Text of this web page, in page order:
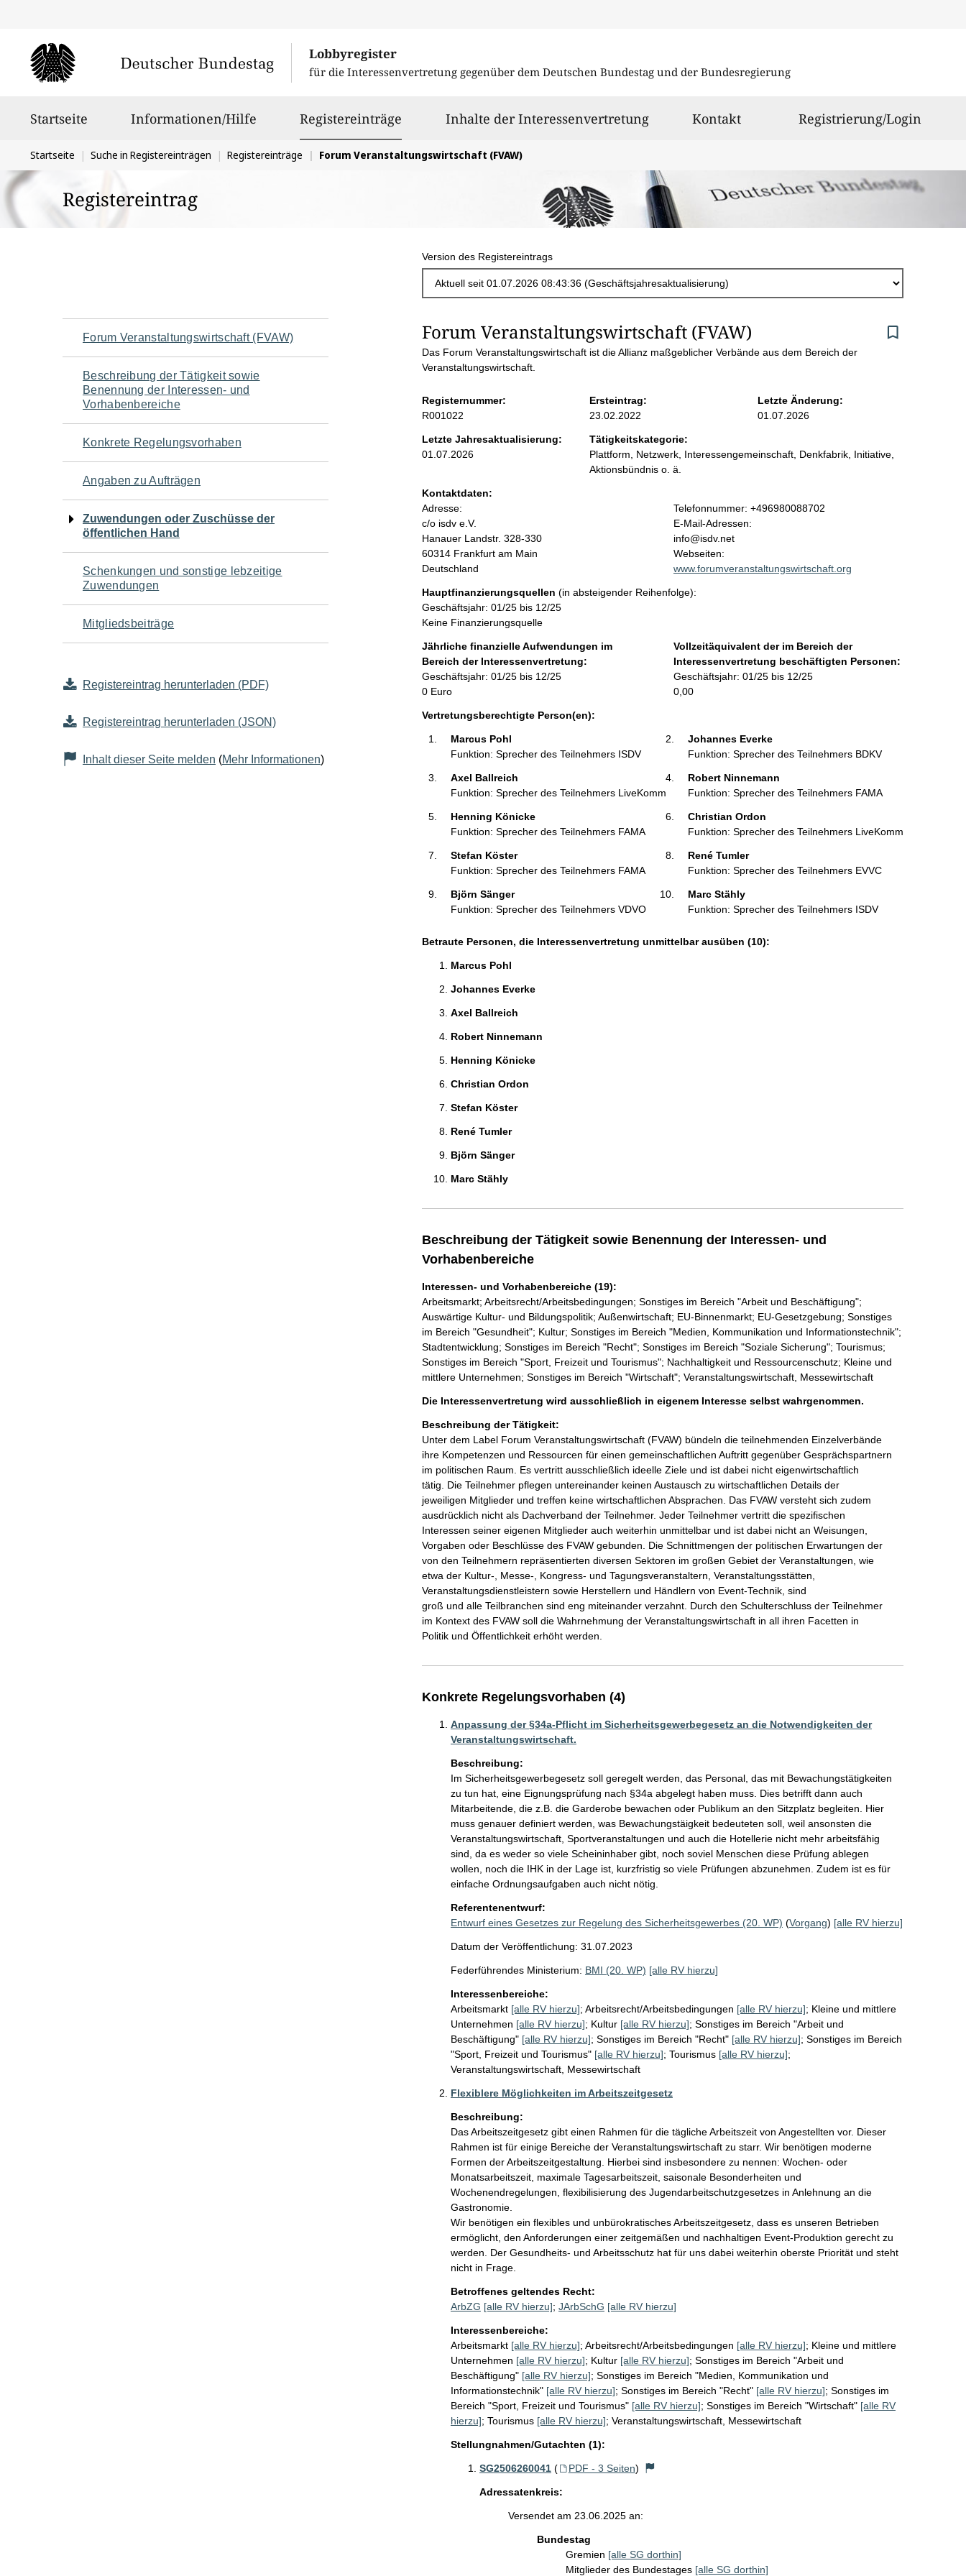
Lobbyregister
für die Interessenvertretung gegenüber dem Deutschen Bundestag und der Bundesregierung
Startseite Informationen/Hilfe Registereinträge ausgewähltInhalte der Interessenvertretung Kontakt Registrierung/Login
Sie
befinden
sich
hier:
Startseite Suche in Registereinträgen Registereinträge Forum Veranstaltungswirtschaft (FVAW)
Registereintrag
Version des Registereintrags
Navigation
für
den
Seiteninhalt
Forum Veranstaltungswirtschaft (FVAW)
Beschreibung der Tätigkeit sowie
Benennung der Interessen- und
Vorhabenbereiche
Konkrete Regelungsvorhaben
Angaben zu Aufträgen
Zuwendungen oder Zuschüsse der
öffentlichen Hand
Schenkungen und sonstige lebzeitige
Zuwendungen
Mitgliedsbeiträge
Registereintrag herunterladen (PDF)
Registereintrag herunterladen (JSON)
Inhalt dieser Seite melden (Mehr Informationen)
S
e
i
t
n
i
n
h
a
l
t
Forum Veranstaltungswirtschaft (FVAW)
Das Forum Veranstaltungswirtschaft ist die Allianz maßgeblicher Verbände aus dem Bereich der
Veranstaltungswirtschaft.
Registernummer:
R001022
Ersteintrag:
23.02.2022
Letzte Änderung:
01.07.2026
Letzte Jahresaktualisierung:
01.07.2026
Tätigkeitskategorie:
Plattform, Netzwerk, Interessengemeinschaft, Denkfabrik, Initiative,
Aktionsbündnis o. ä.
Kontaktdaten:
Adresse:
c/o isdv e.V.
Hanauer Landstr. 328-330
60314 Frankfurt am Main
Deutschland
K
o
n
t
a
t
f
o
r
m
e
Telefonnummer: +496980088702
E-Mail-Adressen:
info@isdv.net
Webseiten:
www.forumveranstaltungswirtschaft.org
Hauptfinanzierungsquellen (in absteigender Reihenfolge):
Geschäftsjahr: 01/25 bis 12/25
Keine Finanzierungsquelle
Jährliche finanzielle Aufwendungen im
Bereich der Interessenvertretung:
Geschäftsjahr: 01/25 bis 12/25
0 Euro
Vollzeitäquivalent der im Bereich der
Interessenvertretung beschäftigten Personen:
Geschäftsjahr: 01/25 bis 12/25
0,00
Vertretungsberechtigte Person(en):
Marcus Pohl
Funktion: Sprecher des Teilnehmers ISDV
Johannes Everke
Funktion: Sprecher des Teilnehmers BDKV
Axel Ballreich
Funktion: Sprecher des Teilnehmers LiveKomm
Robert Ninnemann
Funktion: Sprecher des Teilnehmers FAMA
Henning Könicke
Funktion: Sprecher des Teilnehmers FAMA
Christian Ordon
Funktion: Sprecher des Teilnehmers LiveKomm
Stefan Köster
Funktion: Sprecher des Teilnehmers FAMA
René Tumler
Funktion: Sprecher des Teilnehmers EVVC
Björn Sänger
Funktion: Sprecher des Teilnehmers VDVO
Marc Stähly
Funktion: Sprecher des Teilnehmers ISDV
Betraute Personen, die Interessenvertretung unmittelbar ausüben (10):
Marcus Pohl
Johannes Everke
Axel Ballreich
Robert Ninnemann
Henning Könicke
Christian Ordon
Stefan Köster
René Tumler
Björn Sänger
Marc Stähly
Beschreibung der Tätigkeit sowie Benennung der Interessen- und
Vorhabenbereiche
Interessen- und Vorhabenbereiche (19):
Arbeitsmarkt; Arbeitsrecht/Arbeitsbedingungen; Sonstiges im Bereich "Arbeit und Beschäftigung";
Auswärtige Kultur- und Bildungspolitik; Außenwirtschaft; EU-Binnenmarkt; EU-Gesetzgebung; Sonstiges
im Bereich "Gesundheit"; Kultur; Sonstiges im Bereich "Medien, Kommunikation und Informationstechnik";
Stadtentwicklung; Sonstiges im Bereich "Recht"; Sonstiges im Bereich "Soziale Sicherung"; Tourismus;
Sonstiges im Bereich "Sport, Freizeit und Tourismus"; Nachhaltigkeit und Ressourcenschutz; Kleine und
mittlere Unternehmen; Sonstiges im Bereich "Wirtschaft"; Veranstaltungswirtschaft, Messewirtschaft
Die Interessenvertretung wird ausschließlich in eigenem Interesse selbst wahrgenommen.
Beschreibung der Tätigkeit:
Unter dem Label Forum Veranstaltungswirtschaft (FVAW) bündeln die teilnehmenden Einzelverbände
ihre Kompetenzen und Ressourcen für einen gemeinschaftlichen Auftritt gegenüber Gesprächspartnern
im politischen Raum. Es vertritt ausschließlich ideelle Ziele und ist dabei nicht eigenwirtschaftlich
tätig. Die Teilnehmer pflegen untereinander keinen Austausch zu wirtschaftlichen Details der
jeweiligen Mitglieder und treffen keine wirtschaftlichen Absprachen. Das FVAW versteht sich zudem
ausdrücklich nicht als Dachverband der Teilnehmer. Jeder Teilnehmer vertritt die spezifischen
Interessen seiner eigenen Mitglieder auch weiterhin unmittelbar und ist dabei nicht an Weisungen,
Vorgaben oder Beschlüsse des FVAW gebunden. Die Schnittmengen der politischen Erwartungen der
von den Teilnehmern repräsentierten diversen Sektoren im großen Gebiet der Veranstaltungen, wie
etwa der Kultur-, Messe-, Kongress- und Tagungsveranstaltern, Veranstaltungsstätten,
Veranstaltungsdienstleistern sowie Herstellern und Händlern von Event-Technik, sind
groß und alle Teilbranchen sind eng miteinander verzahnt. Durch den Schulterschluss der Teilnehmer
im Kontext des FVAW soll die Wahrnehmung der Veranstaltungswirtschaft in all ihren Facetten in
Politik und Öffentlichkeit erhöht werden.
Konkrete Regelungsvorhaben (4)
Anpassung der §34a-Pflicht im Sicherheitsgewerbegesetz an die Notwendigkeiten der
Veranstaltungswirtschaft.
Beschreibung:
Im Sicherheitsgewerbegesetz soll geregelt werden, das Personal, das mit Bewachungstätigkeiten
zu tun hat, eine Eignungsprüfung nach §34a abgelegt haben muss. Dies betrifft dann auch
Mitarbeitende, die z.B. die Garderobe bewachen oder Publikum an den Sitzplatz begleiten. Hier
muss genauer definiert werden, was Bewachungstäigkeit bedeuteten soll, weil ansonsten die
Veranstaltungswirtschaft, Sportveranstaltungen und auch die Hotellerie nicht mehr arbeitsfähig
sind, da es weder so viele Scheininhaber gibt, noch soviel Menschen diese Prüfung ablegen
wollen, noch die IHK in der Lage ist, kurzfristig so viele Prüfungen abzunehmen. Zudem ist es für
einfache Ordnungsaufgaben auch nicht nötig.
Referentenentwurf:
Entwurf eines Gesetzes zur Regelung des Sicherheitsgewerbes (20. WP) (Vorgang) [alle RV hierzu]
Datum der Veröffentlichung: 31.07.2023
Federführendes Ministerium: BMI (20. WP) [alle RV hierzu]
Interessenbereiche:
Arbeitsmarkt [alle RV hierzu]; Arbeitsrecht/Arbeitsbedingungen [alle RV hierzu]; Kleine und mittlere
Unternehmen [alle RV hierzu]; Kultur [alle RV hierzu]; Sonstiges im Bereich "Arbeit und
Beschäftigung" [alle RV hierzu]; Sonstiges im Bereich "Recht" [alle RV hierzu]; Sonstiges im Bereich
"Sport, Freizeit und Tourismus" [alle RV hierzu]; Tourismus [alle RV hierzu];
Veranstaltungswirtschaft, Messewirtschaft
Flexiblere Möglichkeiten im Arbeitszeitgesetz
Beschreibung:
Das Arbeitszeitgesetz gibt einen Rahmen für die tägliche Arbeitszeit von Angestellten vor. Dieser
Rahmen ist für einige Bereiche der Veranstaltungswirtschaft zu starr. Wir benötigen moderne
Formen der Arbeitszeitgestaltung. Hierbei sind insbesondere zu nennen: Wochen- oder
Monatsarbeitszeit, maximale Tagesarbeitszeit, saisonale Besonderheiten und
Wochenendregelungen, flexibilisierung des Jugendarbeitschutzgesetzes in Anlehnung an die
Gastronomie.
Wir benötigen ein flexibles und unbürokratisches Arbeitszeitgesetz, dass es unseren Betrieben
ermöglicht, den Anforderungen einer zeitgemäßen und nachhaltigen Event-Produktion gerecht zu
werden. Der Gesundheits- und Arbeitsschutz hat für uns dabei weiterhin oberste Priorität und steht
nicht in Frage.
Betroffenes geltendes Recht:
ArbZG [alle RV hierzu]; JArbSchG [alle RV hierzu]
Interessenbereiche:
Arbeitsmarkt [alle RV hierzu]; Arbeitsrecht/Arbeitsbedingungen [alle RV hierzu]; Kleine und mittlere
Unternehmen [alle RV hierzu]; Kultur [alle RV hierzu]; Sonstiges im Bereich "Arbeit und
Beschäftigung" [alle RV hierzu]; Sonstiges im Bereich "Medien, Kommunikation und
Informationstechnik" [alle RV hierzu]; Sonstiges im Bereich "Recht" [alle RV hierzu]; Sonstiges im
Bereich "Sport, Freizeit und Tourismus" [alle RV hierzu]; Sonstiges im Bereich "Wirtschaft" [alle RV
hierzu]; Tourismus [alle RV hierzu]; Veranstaltungswirtschaft, Messewirtschaft
Stellungnahmen/Gutachten (1):
SG2506260041 ( PDF - 3 Seiten)
Adressatenkreis:
Versendet am 23.06.2025 an:
Bundestag
Gremien [alle SG dorthin]
Mitglieder des Bundestages [alle SG dorthin]